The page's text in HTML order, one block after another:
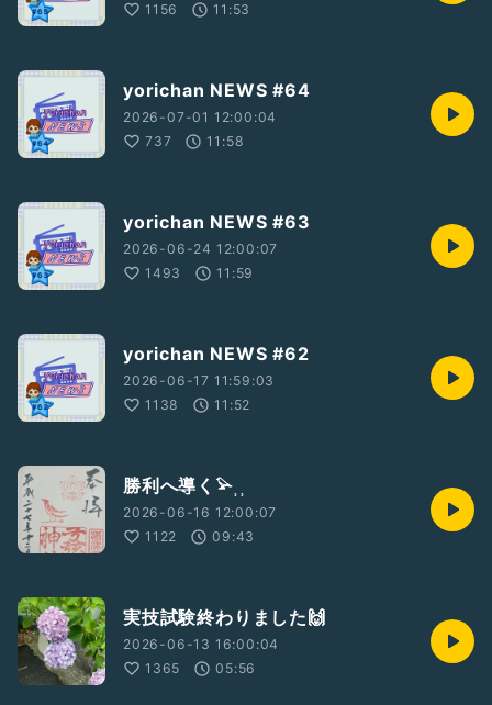
1156
11:53
yorichan NEWS #64
2026-07-01 12:00:04
737
11:58
yorichan NEWS #63
2026-06-24 12:00:07
1493
11:59
yorichan NEWS #62
2026-06-17 11:59:03
1138
11:52
勝利へ導く𓅫⸒⸒
2026-06-16 12:00:07
1122
09:43
実技試験終わりました🙌
2026-06-13 16:00:04
1365
05:56